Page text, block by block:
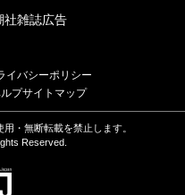
社雑誌広告
イバシーポリシー
プサイトマップ
・無断転載を禁止します。
Reserved.